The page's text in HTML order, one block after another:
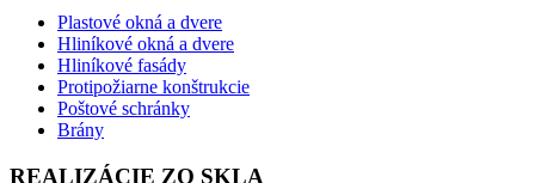
Plastové okná a dvere
Hliníkové okná a dvere
Hliníkové fasády
Protipožiarne konštrukcie
Poštové schránky
Brány
REALIZÁCIE ZO SKLA